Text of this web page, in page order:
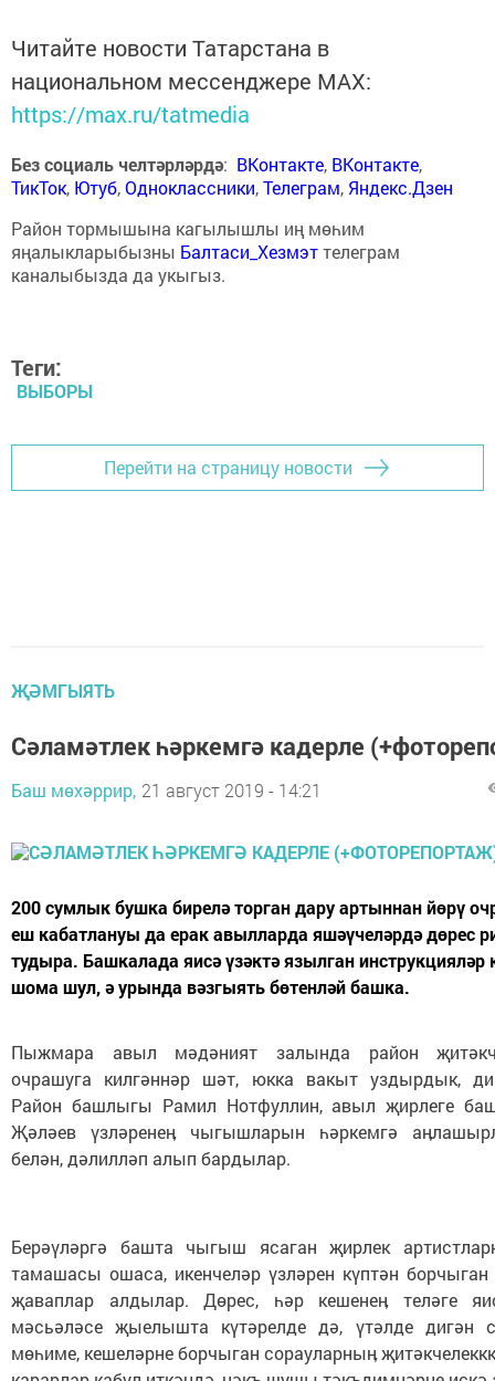
Читайте новости Татарстана в
национальном мессенджере MАХ:
https://max.ru/tatmedia
Без социаль челтәрләрдә: ВКонтакте, ВКонтакте,
ТикТок, Ютуб,Одноклассники,Телеграм, Яндекс.Дзен
Район тормышына кагылышлы иң мөһим
яңалыкларыбызны Балтаси_Хезмэттелеграм
каналыбызда да укыгыз.
Теги:
ВЫБОРЫ
Перейти на страницу новости
ҖӘМГЫЯТЬ
Сәламәтлек һәркемгә кадерле
Баш мөхәррир, 21 август 2019 - 14:21
200 сумлык бушка бирелә торган дару артыннан йөрү
еш кабатлануы да ерак авылларда яшәүчеләрдә дөрес
тудыра. Башкалада яисә үзәктә язылган инструкцияләр
шома шул, ә урында вәзгыять бөтенләй башка.
Пыжмара авыл мәдәният залында район
очрашуга килгәннәр шәт, юкка вакыт уздырдык,
Район башлыгы Рамил Нотфуллин, авыл җирлеге
Җәләев үзләренеӊ чыгышларын һәркемгә
белән, дәлилләп алып бардылар.
Берәүләргә башта чыгыш ясаган җирлек
тамашасы ошаса, икенчеләр үзләрен күптән
җаваплар алдылар. Дөрес, һәр кешенеӊ теләге
мәсьәләсе җыелышта күтәрелде дә, үтәлде дигән
мөһиме, кешеләрне борчыган сорауларныӊ